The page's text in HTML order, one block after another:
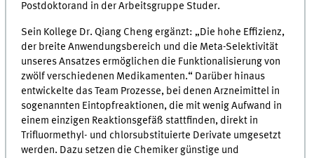
Postdoktorand in der Arbeitsgruppe Studer.
Sein Kollege Dr. Qiang Cheng ergänzt: „Die hohe Effizienz,
der breite Anwendungsbereich und die Meta-Selektivität
unseres Ansatzes ermöglichen die Funktionalisierung von
zwölf verschiedenen Medikamenten.“ Darüber hinaus
entwickelte das Team Prozesse, bei denen Arzneimittel in
sogenannten Eintopfreaktionen, die mit wenig Aufwand in
einem einzigen Reaktionsgefäß stattfinden, direkt in
Trifluormethyl- und chlorsubstituierte Derivate umgesetzt
werden. Dazu setzen die Chemiker günstige und